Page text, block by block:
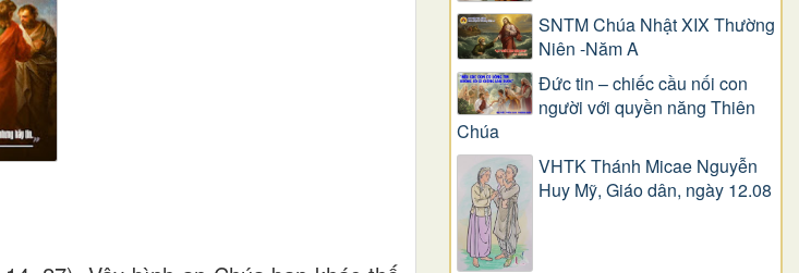
SNTM Chúa Nhật XIX Thường
Niên -Năm A
Đức tin – chiếc cầu nối con
người với quyền năng Thiên
Chúa
VHTK Thánh Micae Nguyễn
Huy Mỹ, Giáo dân, ngày 12.08